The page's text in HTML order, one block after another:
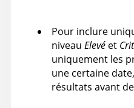
Pour inclure
niveau Elevé et
uniquement les
une certaine
résultats avant